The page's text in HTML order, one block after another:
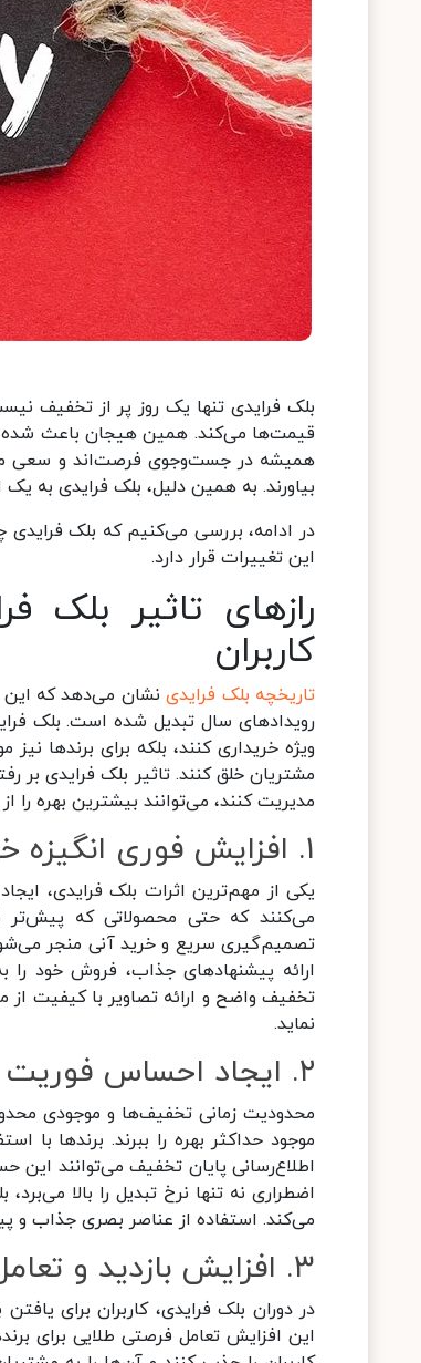
بلک فرایدی تنها یک روز پر از تخفیف
قیمت‌ها می‌کند. همین هیجان باعث شده
همیشه در جست‌وجوی فرصت‌اند و سعی
بیاورند. به همین دلیل، بلک فرایدی به
در ادامه، بررسی می‌کنیم که بلک فرایدی
این تغییرات قرار دارد.
رازهای تاثیر بلک
کاربران
تاریخچه بلک فرایدینشان می‌دهد که این
رویدادهای سال تبدیل شده است. بلک
ویژه خریداری کنند، بلکه برای برندها
مشتریان خلق کنند. تاثیر بلک فرایدی بر
مدیریت کنند، می‌توانند بیشترین بهره را از
۱. افزایش فوری انگیزه خرید
یکی از مهم‌ترین اثرات بلک فرایدی،
می‌کنند که حتی محصولاتی که پیش‌تر
تصمیم‌گیری سریع و خرید آنی منجر
ارائه پیشنهادهای جذاب، فروش خود
تخفیف واضح و ارائه تصاویر با کیفیت از
نماید.
۲. ایجاد احساس فوریت و ترس از دست دادن فرصت (FOMO)
محدودیت زمانی تخفیف‌ها و موجودی
موجود حداکثر بهره را ببرند. برندها با
اطلاع‌رسانی پایان تخفیف می‌توانند
اضطراری نه تنها نرخ تبدیل را بالا
می‌کند. استفاده از عناصر بصری جذاب و
۳. افزایش بازدید و تعامل آنلاین
در دوران بلک فرایدی، کاربران برای
این افزایش تعامل فرصتی طلایی برای